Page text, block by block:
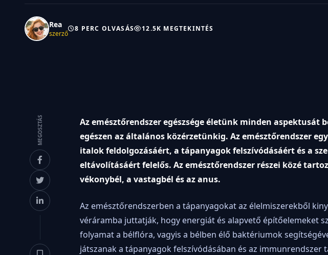
Rea
szerző
8 PERC OLVASÁS 12.5K MEGTEKINTÉS
MEGOSZTÁS
Az emésztőrendszer egészsége életünk minden
egészen az általános közérzetünkig. Az emésztőrendszer
italok feldolgozásáért, a tápanyagok felszívódásáért és a
eltávolításáért felelős. Az emésztőrendszer részei közé
vékonybél, a vastagbél és az anus.
Az emésztőrendszerben a tápanyagokat az élelmiszerekből
véráramba juttatják, hogy energiát és alapvető építőelemeket
folyamat a bélflóra, vagyis a bélben élő baktériumok
játszanak a tápanyagok felszívódásában és az immunrendszer